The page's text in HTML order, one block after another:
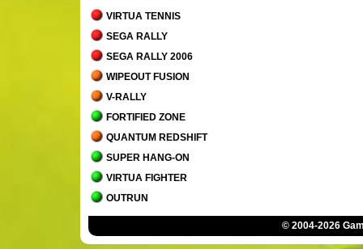
VIRTUA TENNIS
SEGA RALLY
SEGA RALLY 2006
WIPEOUT FUSION
V-RALLY
FORTIFIED ZONE
QUANTUM REDSHIFT
SUPER HANG-ON
VIRTUA FIGHTER
OUTRUN
INTERNATIONAL 3D TENNIS
AFTER BURNER CLIMAX
© 2004-2026